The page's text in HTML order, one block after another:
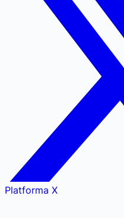
Platforma X